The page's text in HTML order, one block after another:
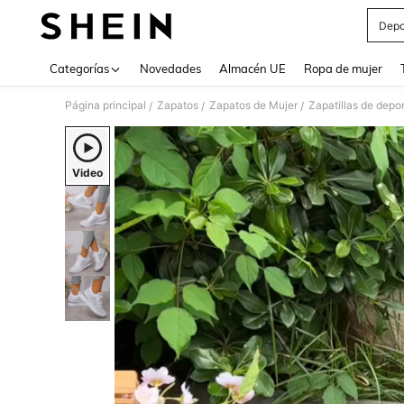
Categorías Novedades Almacén UE Ropa de mujer
Página principal / Zapatos / Zapatos de Mujer / Zapatillas de
Video